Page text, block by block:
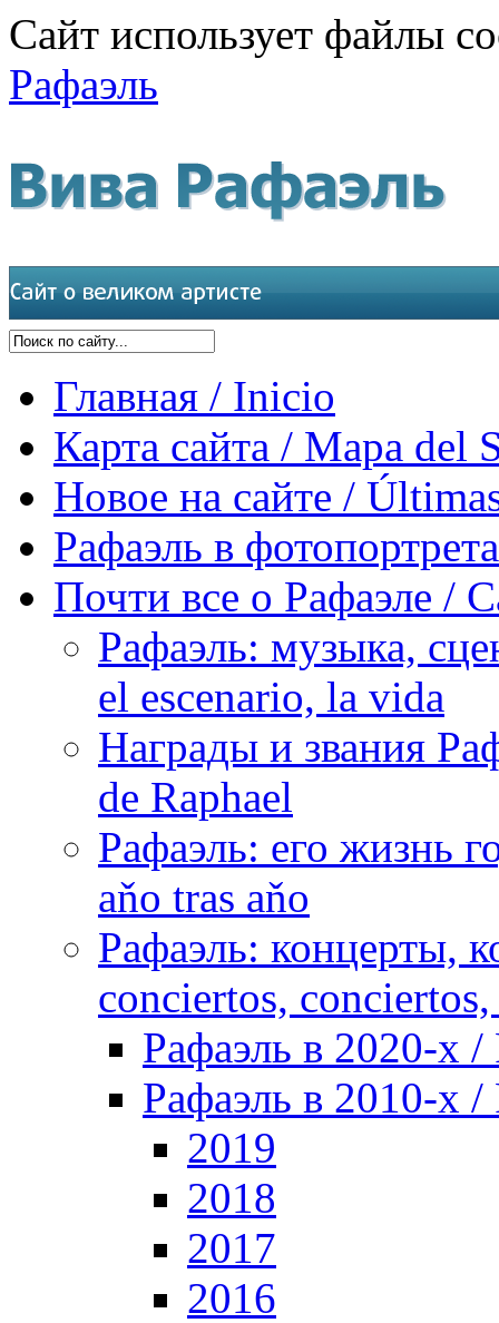
Сайт использует файлы
Рафаэль
Главная / Inicio
Карта сайта / Mapa del
Новое на сайте /
Рафаэль в
Почти все о Рафаэле /
Рафаэль: музыка,
el escenario, la vida
Награды и звания
de Raphael
Рафаэль: его жизнь
aňo tras aňo
Рафаэль: концерты,
conciertos,
Рафаэль в 2020-х /
Рафаэль в 2010-х /
2019
2018
2017
2016